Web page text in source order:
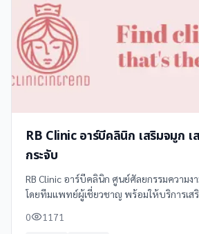
RB Clinic อาร์บีคลินิก เสริมจมูก เ
กระจับ
RB Clinic อาร์บีคลินิก ศูนย์ศัลยกรรมความง
โดยทีมแพทย์ผู้เชี่ยวชาญ พร้อมให้บริการเส
ของ RB Clinic** - เสริมจมูก
0 1171